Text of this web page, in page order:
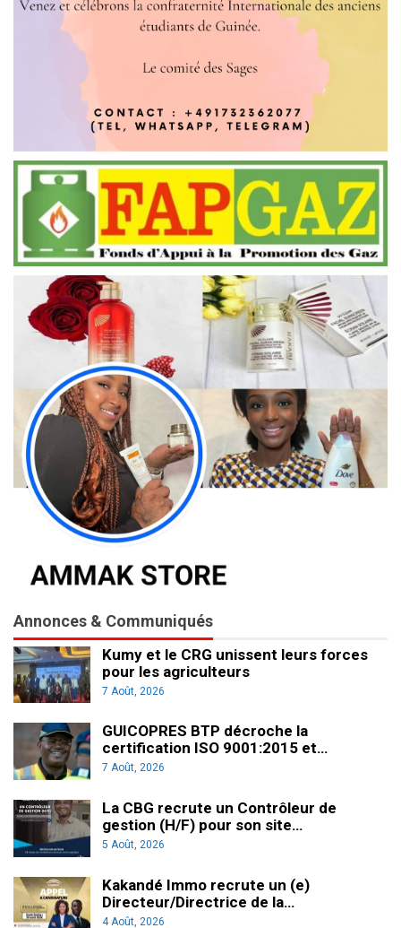
Annonces & Communiqués
Kumy et le CRG unissent leurs forces
pour les agriculteurs
7 Août, 2026
GUICOPRES BTP décroche la
certification ISO 9001:2015 et…
7 Août, 2026
La CBG recrute un Contrôleur de
gestion (H/F) pour son site…
5 Août, 2026
Kakandé Immo recrute un (e)
Directeur/Directrice de la…
4 Août, 2026